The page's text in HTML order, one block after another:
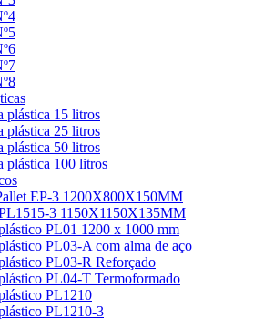
plástica 15 litros
plástica 25 litros
plástica 50 litros
plástica 100 litros
EP-3 1200X800X150MM
3 1150X1150X135MM
PL01 1200 x 1000 mm
PL03-A com alma de aço
PL03-R Reforçado
PL04-T Termoformado
PL1210
PL1210-3